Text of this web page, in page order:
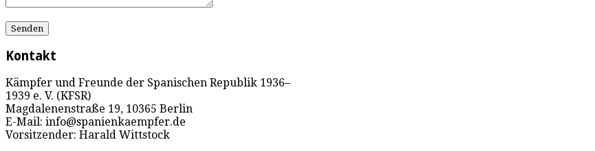
Kontakt
Kämpfer und Freunde der Spanischen Republik 1936–
1939 e. V. (KFSR)
Magdalenenstraße 19, 10365 Berlin
E-Mail: info@spanienkaempfer.de
Vorsitzender: Harald Wittstock